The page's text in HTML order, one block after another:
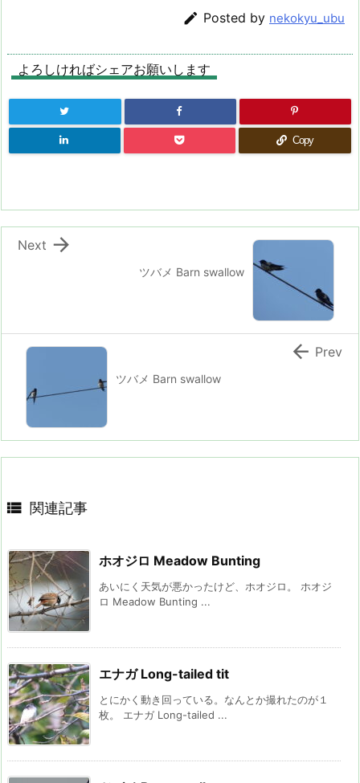
 Posted by nekokyu_ubu
よろしければシェアお願いします
Copy
ツバメ Barn swallow

Next
ツバメ Barn swallow
 Prev
 関連記事
ホオジロ Meadow Bunting
あいにく天気が悪かったけど、ホオジロ。 ホオジ
ロ Meadow Bunting ...
エナガ Long-tailed tit
とにかく動き回っている。なんとか撮れたのが１
枚。 エナガ Long-tailed ...